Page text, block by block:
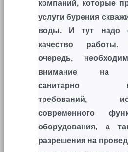
компаний, которые
услуги бурения
воды. И тут надо
качество
очередь,
внимание на
санитарно
требований,
современного
оборудования, а
разрешения на